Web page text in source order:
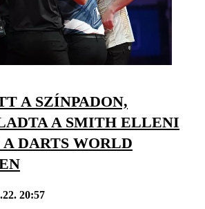
A SZÍNPADON,
A SMITH ELLENI
DARTS WORLD
20:57